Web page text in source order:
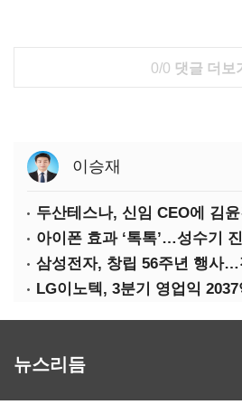
0/0 댓글 더보
이승재
두산테스나, 신임 CEO에 김
아이폰 효과 ‘톡톡’…성수기
LG이노텍, 3분기 영업익
뉴스리듬